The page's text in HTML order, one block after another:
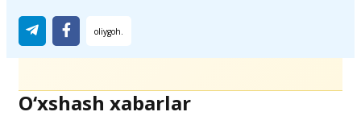
Ulashing